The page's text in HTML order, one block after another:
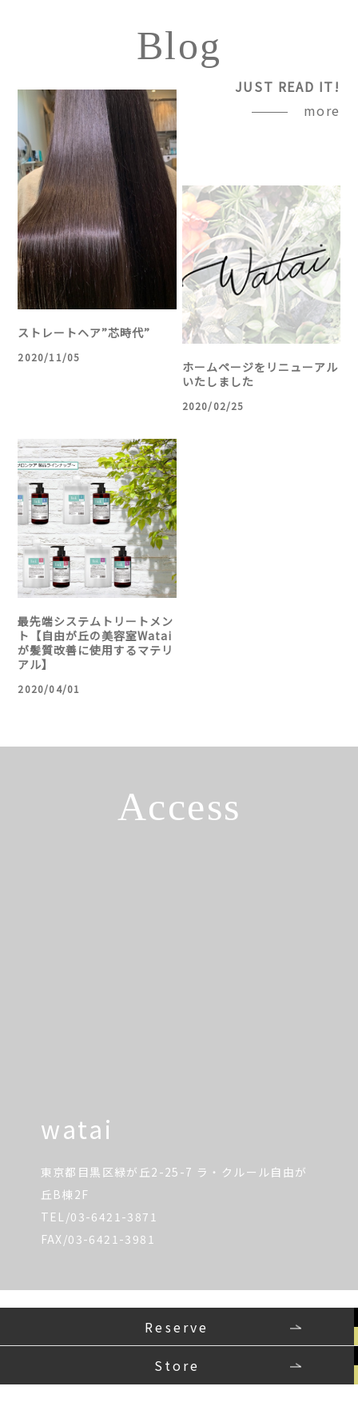
Blog
JUST READ IT!
more
ストレートヘア”芯時代”
2020/11/05
最先端システムトリートメン
ト【自由が丘の美容室Watai
が髪質改善に使用するマテリ
アル】
2020/04/01
ホームページをリニューアル
いたしました
2020/02/25
Access
watai
東京都目黒区緑が丘2-25-7 ラ・クルール自由が
丘B棟2F
TEL/03-6421-3871
FAX/03-6421-3981
Reserve
Store